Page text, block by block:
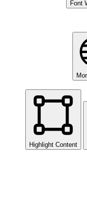
Font
Highlight Content